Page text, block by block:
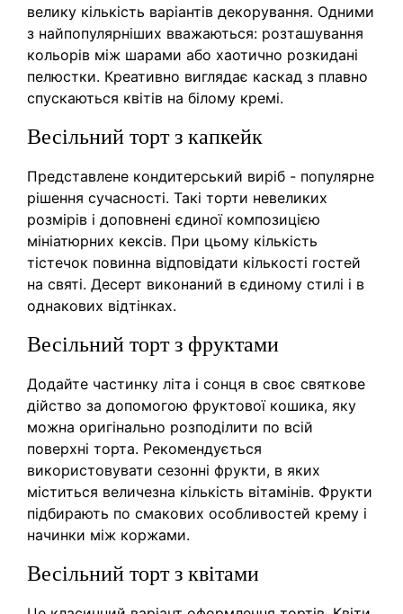
велику кількість варіантів декорування. Одними
з найпопулярніших вважаються: розташування
кольорів між шарами або хаотично розкидані
пелюстки. Креативно виглядає каскад з плавно
спускаються квітів на білому кремі.
Весільний торт з капкейк
Представлене кондитерський виріб - популярне
рішення сучасності. Такі торти невеликих
розмірів і доповнені єдиної композицією
мініатюрних кексів. При цьому кількість
тістечок повинна відповідати кількості гостей
на святі. Десерт виконаний в єдиному стилі і в
однакових відтінках.
Весільний торт з фруктами
Додайте частинку літа і сонця в своє святкове
дійство за допомогою фруктової кошика, яку
можна оригінально розподілити по всій
поверхні торта. Рекомендується
використовувати сезонні фрукти, в яких
міститься величезна кількість вітамінів. Фрукти
підбирають по смакових особливостей крему і
начинки між коржами.
Весільний торт з квітами